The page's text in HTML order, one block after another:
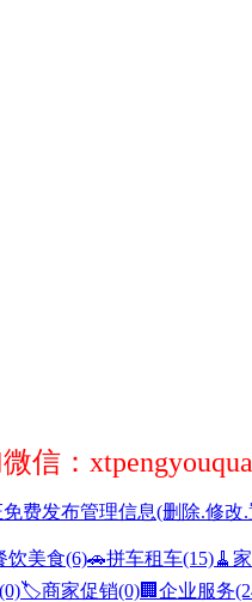
信：
免费发布管理信息(删除.修改
饮美食(6)🚗拼车租车(15)🧹
(0)🏷️商家促销(0)🏢企业服务